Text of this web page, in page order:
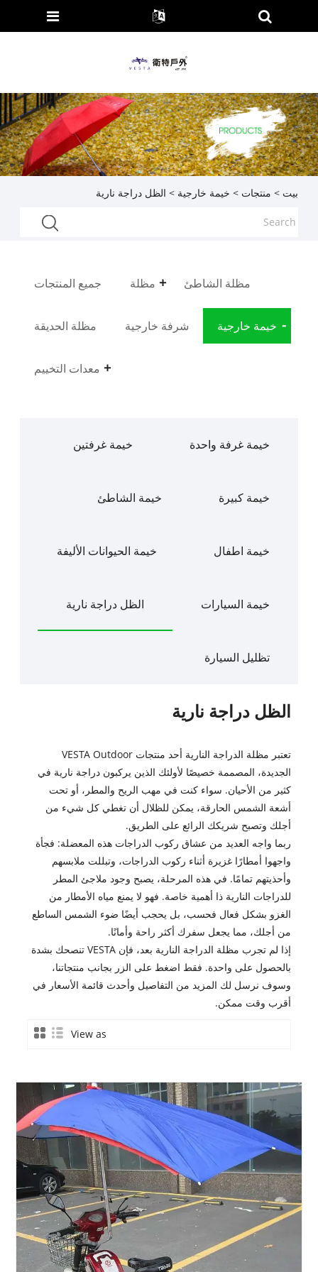
بيت > منتجات > خيمة خارجية > الظل دراجة نارية
جميع المنتجات مظلة مظلة الشاطئ
مظلة الحديقة شرفة خارجية خيمة خارجية
معدات التخييم
خيمة غرفة واحدة خيمة غرفتين
خيمة كبيرة خيمة الشاطئ
خيمة اطفال خيمة الحيوانات الأليفة
خيمة السيارات الظل دراجة نارية
تظليل السيارة
الظل دراجة نارية
تعتبر مظلة الدراجة النارية أحد منتجات VESTA Outdoor
الجديدة، المصممة خصيصًا لأولئك الذين يركبون دراجة نارية في
كثير من الأحيان. سواء كنت في مهب الريح والمطر، أو تحت
أشعة الشمس الحارقة، يمكن للظلال أن تغطي كل شيء من
أجلك وتصبح شريكك الرائع على الطريق.
ربما واجه العديد من عشاق ركوب الدراجات هذه المعضلة: فجأة
واجهوا أمطارًا غزيرة أثناء ركوب الدراجات، وتبللت ملابسهم
وأحذيتهم تمامًا. في هذه المرحلة، يصبح وجود ملاجئ المطر
للدراجات النارية ذا أهمية خاصة. فهو لا يمنع مياه الأمطار من
الغزو بشكل فعال فحسب، بل يحجب أيضًا ضوء الشمس الساطع
من أجلك، مما يجعل سفرك أكثر راحة وأمانًا.
إذا لم تجرب مظلة الدراجة النارية بعد، فإن VESTA تنصحك بشدة
بالحصول على واحدة. فقط اضغط على الزر بجانب منتجاتنا،
وسوف نرسل لك المزيد من التفاصيل وأحدث قائمة الأسعار في
أقرب وقت ممكن.
View as